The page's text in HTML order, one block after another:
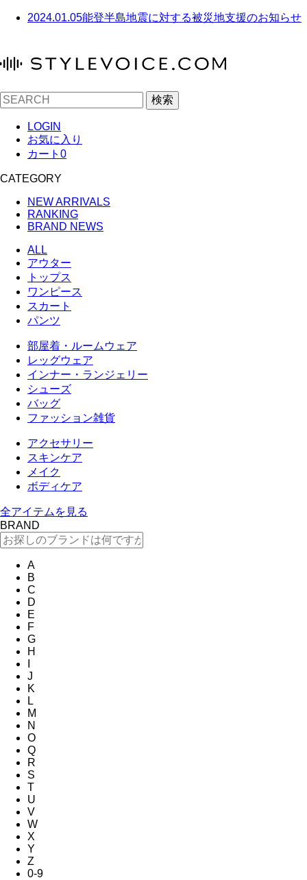
2024.01.05能登半島地震に対する被災地支援のお知らせ
検索
LOGIN
お気に入り
カート 0
CATEGORY
NEW ARRIVALS
RANKING
BRAND NEWS
ALL
アウター
トップス
ワンピース
スカート
パンツ
部屋着・ルームウェア
レッグウェア
インナー・ランジェリー
シューズ
バッグ
ファッション雑貨
アクセサリー
スキンケア
メイク
ボディケア
全アイテムを見る
BRAND
A
B
C
D
E
F
G
H
J
K
L
M
N
O
Q
R
S
T
U
V
W
X
Y
Z
0-9